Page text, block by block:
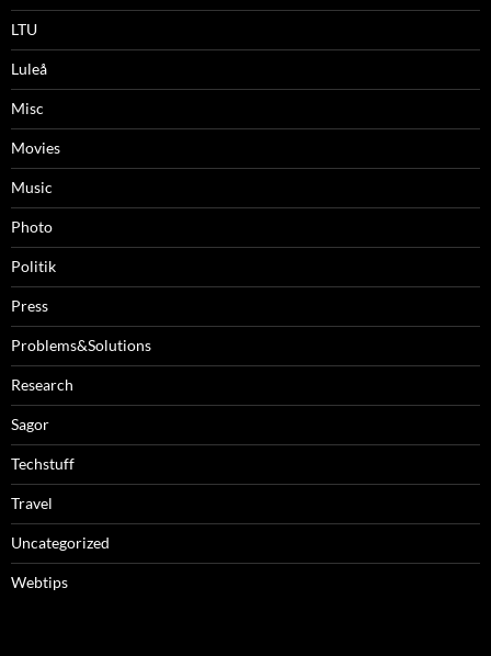
LTU
Luleå
Misc
Movies
Music
Photo
Politik
Press
Problems&Solutions
Research
Sagor
Techstuff
Travel
Uncategorized
Webtips